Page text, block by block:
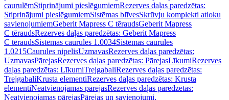
caurulēmStiprinājumi pieslēgumiemRezerves daļas paredzētas:
Stiprinājumi pieslēgumiemSistēmas blīvesSkrūvju komplekti atloku
savienojumiemGeberit Mapress C tēraudsGeberit Mapress
C tēraudsRezerves daļas paredzētas: Geberit Mapress
C tēraudsSistēmas caurules 1.0034Sistēmas caurules
1.0215Caurules nipelisUzmavasRezerves daļas paredzētas:
UzmavasPārejasRezerves daļas paredzētas: PārejasLīkumiRezerves
daļas paredzētas: LīkumiTrejgabaliRezerves daļas paredzētas:
TrejgabaliKrusta elementiRezerves daļas paredzētas: Krusta
elementiNeatvienojamas pārejasRezerves daļas paredzētas:
Neatvienojamas pārejasPārejas un savienojumi,